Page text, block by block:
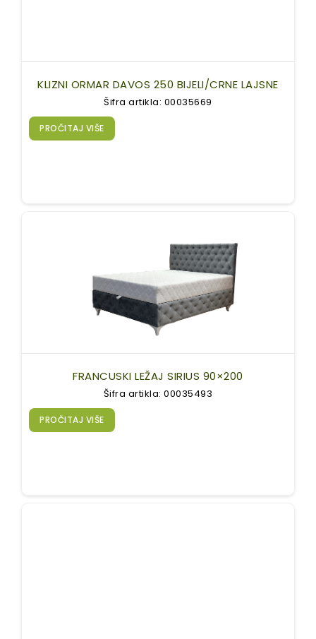
KLIZNI ORMAR DAVOS 250 BIJELI/CRNE LAJSNE
Šifra artikla: 00035669
PROČITAJ VIŠE
FRANCUSKI LEŽAJ SIRIUS 90×200
Šifra artikla: 00035493
PROČITAJ VIŠE